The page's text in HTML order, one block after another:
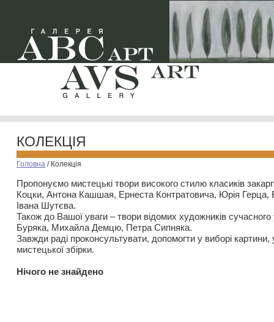
КОЛЕКЦІЯ
Головна / Колекція
Пропонуємо мистецькі твори високого стилю класиків
Коцки, Антона Кашшая, Ернеста Контратовича, Юрія
Івана Шутєва.
Також до Вашої уваги – твори відомих художників
Буряка, Михайла Демцю, Петра Сипняка.
Завжди раді проконсультувати, допомогти у виборі картини,
мистецької збірки.
Нiчого не знайдено